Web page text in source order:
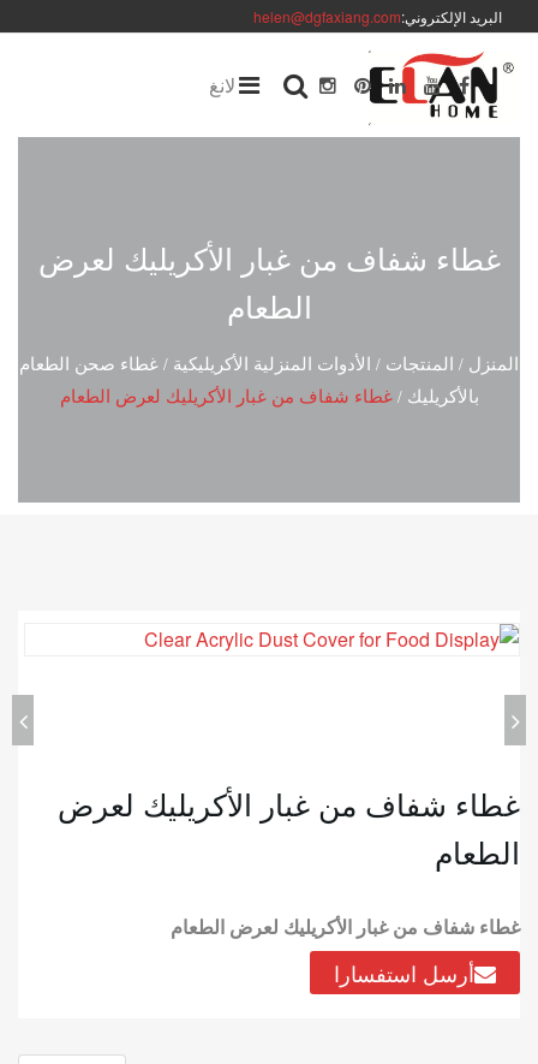
البريد الإلكتروني:helen@dgfaxiang.com
لانغ
غطاء شفاف من غبار الأكريليك لعرض
الطعام
المنزل / المنتجات / الأدوات المنزلية الأكريليكية / غطاء صحن الطعام
بالأكريليك /غطاء شفاف من غبار الأكريليك لعرض الطعام
غطاء شفاف من غبار الأكريليك لعرض
الطعام
غطاء شفاف من غبار الأكريليك لعرض الطعام
أرسل استفسارا